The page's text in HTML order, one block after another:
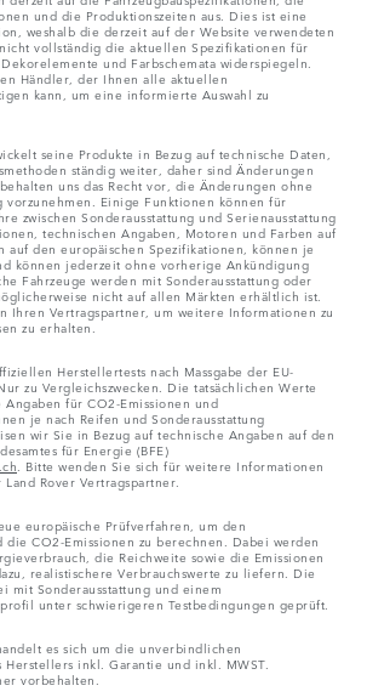
und die Produktionszeiten aus. Dies ist eine
weshalb die derzeit auf der Website verwendeten
vollständig die aktuellen Spezifikationen für
und Farbschemata widerspiegeln.
Händler, der Ihnen alle aktuellen
kann, um eine informierte Auswahl zu
seine Produkte in Bezug auf technische Daten,
ständig weiter, daher sind Änderungen
uns das Recht vor, die Änderungen ohne
Einige Funktionen können für
zwischen Sonderausstattung und Serienausstattung
technischen Angaben, Motoren und Farben auf
auf den europäischen Spezifikationen, können je
können jederzeit ohne vorherige Ankündigung
Fahrzeuge werden mit Sonderausstattung oder
nicht auf allen Märkten erhältlich ist.
Ihren Vertragspartner, um weitere Informationen zu
zu erhalten.
Herstellertests nach Massgabe der EU-
zu Vergleichszwecken. Die tatsächlichen Werte
für CO2-Emissionen und
je nach Reifen und Sonderausstattung
wir Sie in Bezug auf technische Angaben auf den
für Energie (BFE)
. Bitte wenden Sie sich für weitere Informationen
Rover Vertragspartner.
europäische Prüfverfahren, um den
CO2-Emissionen zu berechnen. Dabei werden
die Reichweite sowie die Emissionen
realistischere Verbrauchswerte zu liefern. Die
mit Sonderausstattung und einem
unter schwierigeren Testbedingungen geprüft.
es sich um die unverbindlichen
Herstellers inkl. Garantie und inkl. MWST.
vorbehalten.